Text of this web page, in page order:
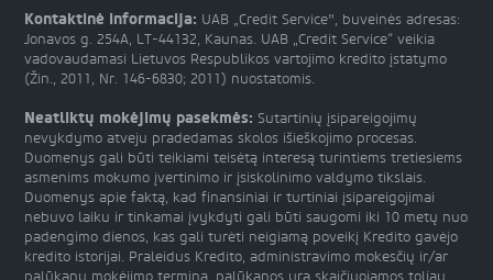
Kontaktinė informacija: UAB „Credit Service", buveinės adresas:
Jonavos g. 254A, LT-44132, Kaunas. UAB „Credit Service“ veikia
vadovaudamasi Lietuvos Respublikos vartojimo kredito įstatymo
(Žin., 2011, Nr. 146-6830; 2011) nuostatomis.
Neatliktų mokėjimų pasekmės: Sutartinių įsipareigojimų
nevykdymo atveju pradedamas skolos išieškojimo procesas.
Duomenys gali būti teikiami teisėtą interesą turintiems tretiesiems
asmenims mokumo įvertinimo ir įsiskolinimo valdymo tikslais.
Duomenys apie faktą, kad finansiniai ir turtiniai įsipareigojimai
nebuvo laiku ir tinkamai įvykdyti gali būti saugomi iki 10 metų nuo
padengimo dienos, kas gali turėti neigiamą poveikį Kredito gavėjo
kredito istorijai. Praleidus Kredito, administravimo mokesčių ir/ar